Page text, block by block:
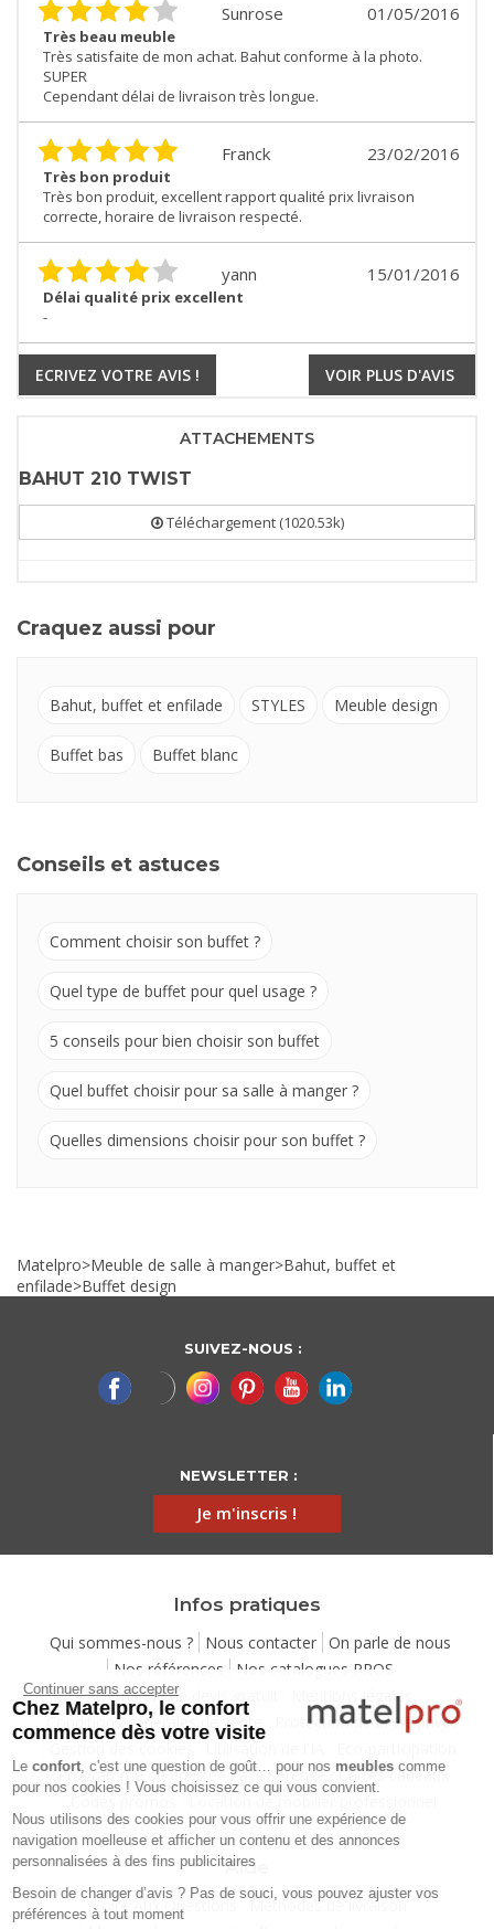
01/05/2016
Sunrose
Très beau meuble
Très satisfaite de mon achat. Bahut conforme à la photo.
SUPER
Cependant délai de livraison très longue.
23/02/2016
Franck
Très bon produit
Très bon produit, excellent rapport qualité prix livraison
correcte, horaire de livraison respecté.
15/01/2016
yann
Délai qualité prix excellent
-
ECRIVEZ VOTRE AVIS ! VOIR PLUS D'AVIS
ATTACHEMENTS
BAHUT 210 TWIST
Téléchargement (1020.53k)
Craquez aussi pour
Bahut, buffet et enfilade STYLES Meuble design
Buffet bas Buffet blanc
Conseils et astuces
Comment choisir son buffet ?
Quel type de buffet pour quel usage ?
5 conseils pour bien choisir son buffet
Quel buffet choisir pour sa salle à manger ?
Quelles dimensions choisir pour son buffet ?
Matelpro>Meuble de salle à manger>Bahut, buffet et
enfilade>Buffet design
SUIVEZ-NOUS :
NEWSLETTER :
Je m'inscris !
Infos pratiques
Qui sommes-nous ? Nous contacter
On parle de nous
Nos références
Nos catalogues PROS
Demande de devis gratuit
Mentions légales
Conditions générales de vente
Protection de la vie privée
Programme de fidélité Pack Sérénité
Cartes cadeaux
Location de mobilier professionnel
Aide
Foire Aux Questions
Méthodes de livraison
Continuer sans accepter
Chez Matelpro, le confort
commence dès votre visite
Leconfort, c'est une question de goût… pour nosmeublescomme
pour nos cookies ! Vous choisissez ce qui vous convient.
Nous utilisons des cookies pour vous offrir une expérience de
navigation moelleuse et afficher un contenu et des annonces
personnalisées à des fins publicitaires
Besoin de changer d’avis ? Pas de souci, vous pouvez ajuster vos
préférences à tout moment